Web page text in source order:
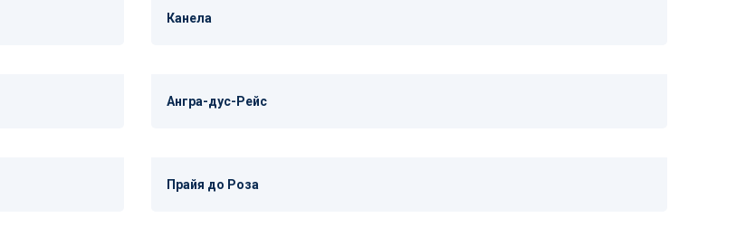
Канела
Ангра-дус-Рейс
Прайя до Роза